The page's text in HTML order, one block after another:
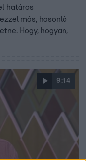
határos
más, hasonló
Hogy, hogyan,
9:14